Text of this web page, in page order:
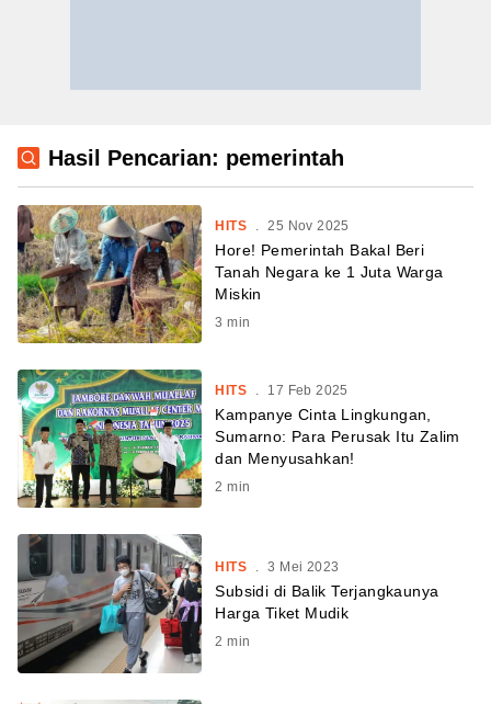
Hasil Pencarian: pemerintah
HITS . 25 Nov 2025
Hore! Pemerintah Bakal Beri
Tanah Negara ke 1 Juta Warga
Miskin
3 min
HITS . 17 Feb 2025
Kampanye Cinta Lingkungan,
Sumarno: Para Perusak Itu Zalim
dan Menyusahkan!
2 min
HITS 3 Mei 2023
Subsidi di Balik Terjangkaunya
Harga Tiket Mudik
2 min